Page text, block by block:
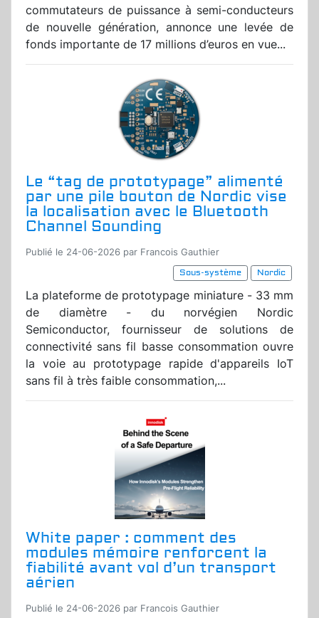
commutateurs de puissance à semi-conducteurs
de nouvelle génération, annonce une levée de
fonds importante de 17 millions d’euros en vue...
Le “tag de prototypage” alimenté
par une pile bouton de Nordic vise
la localisation avec le Bluetooth
Channel Sounding
Publié le 24-06-2026 par Francois Gauthier
Sous-système
Nordic
La plateforme de prototypage miniature - 33 mm
de diamètre - du norvégien Nordic
Semiconductor, fournisseur de solutions de
connectivité sans fil basse consommation ouvre
la voie au prototypage rapide d'appareils IoT
sans fil à très faible consommation,...
White paper : comment des
modules mémoire renforcent la
fiabilité avant vol d’un transport
aérien
Publié le 24-06-2026 par Francois Gauthier